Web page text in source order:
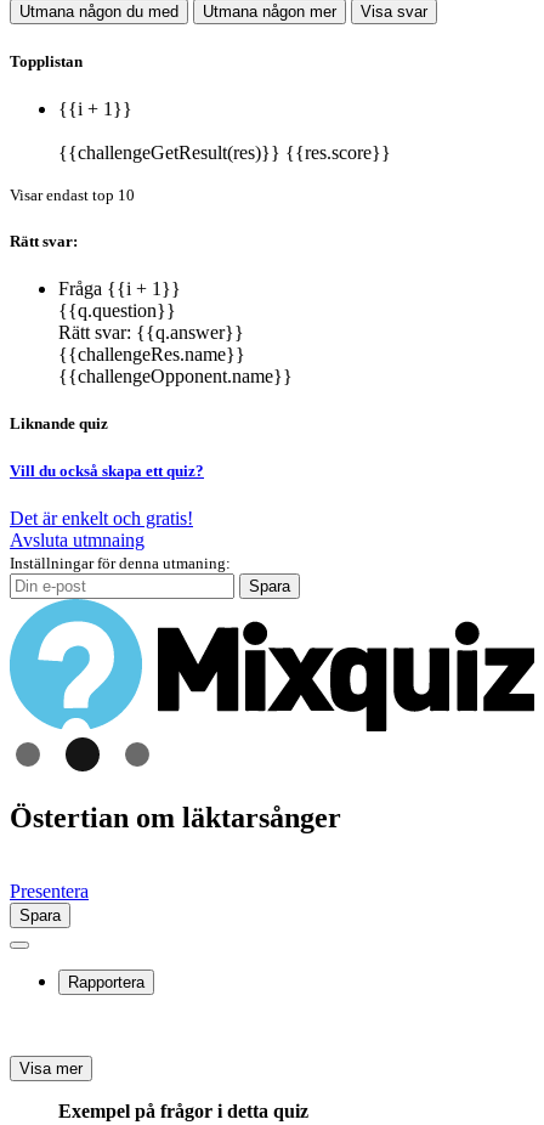
Utmana någon du med Utmana någon mer Visa svar
Topplistan
{{i + 1}}
{{challengeGetResult(res)}} {{res.score}}
Visar endast top 10
Rätt svar:
Fråga {{i + 1}}
{{q.question}}
Rätt svar: {{q.answer}}
{{challengeRes.name}}
{{challengeOpponent.name}}
Liknande quiz
Vill du också skapa ett quiz?
Det är enkelt och gratis!
Avsluta utmnaing
Inställningar för denna utmaning:
Spara
Östertian om läktarsånger
Presentera
Spara
Rapportera
Visa mer
Exempel på frågor i detta quiz